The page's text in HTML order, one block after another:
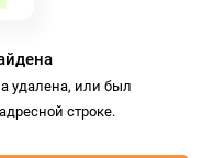
удалена, или был
строке.